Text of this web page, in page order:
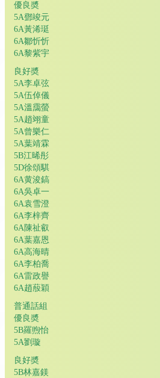
優良奬
5A鄧竣元
6A黃浠珽
6A鄒忻忻
6A黎紫宇
良好奬
5A李卓弦
5A伍倬儀
5A溫靄螢
5A趙翊童
5A曾樂仁
5A葉靖霖
5B江晞彤
5D徐頌騏
6A黄浚鎬
6A吳卓一
6A袁雪澄
6A李梓齊
6A陳祉叡
6A葉嘉恩
6A高海晴
6A李柏喬
6A雷政譽
6A趙蒑穎
普通話組
優良奬
5B羅煦怡
5A劉璇
良好奬
5B林嘉鎂